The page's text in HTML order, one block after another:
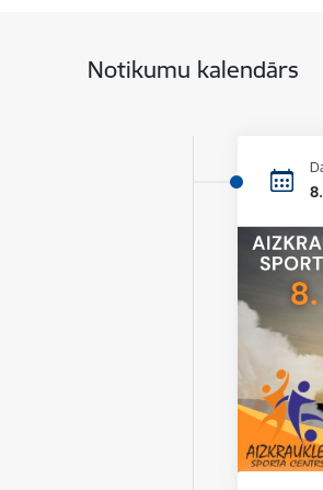
Notikumu kalendārs